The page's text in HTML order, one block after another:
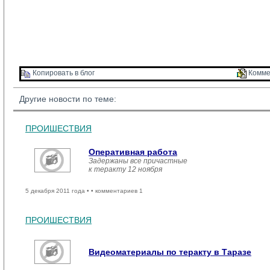
Копировать в блог
Другие новости по теме:
ПРОИШЕСТВИЯ
Оперативная работа
Задержаны все причастные
к теракту 12 ноября
5 декабря 2011 года • • комментариев 1
ПРОИШЕСТВИЯ
Видеоматериалы по теракту в Таразе